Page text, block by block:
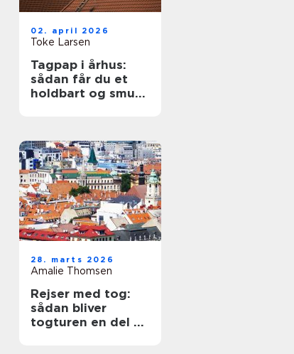
02. april 2026
Toke Larsen
Tagpap i århus:
sådan får du et
holdbart og smukt
28. marts 2026
Amalie Thomsen
Rejser med tog:
sådan bliver
togturen en del af